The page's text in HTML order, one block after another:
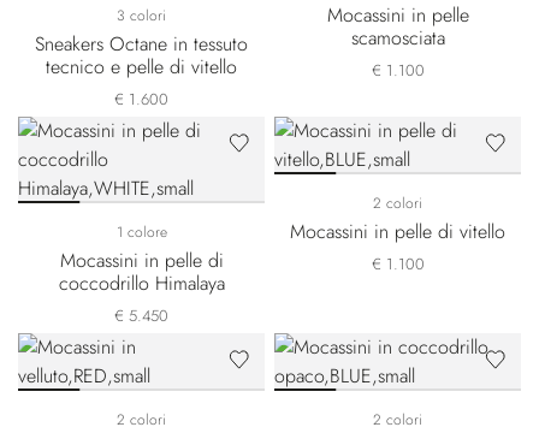
3 colori
Sneakers Octane in tessuto
tecnico e pelle di vitello
€ 1.600
Mocassini in pelle
scamosciata
€ 1.100
1 colore
Mocassini in pelle di
coccodrillo Himalaya
€ 5.450
2 colori
Mocassini in pelle di vitello
€ 1.100
2 colori 2 colori